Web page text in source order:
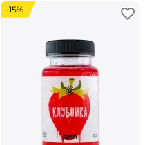
-15%